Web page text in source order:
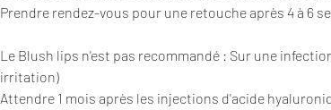
Prendre rendez-vous pour une retouche après 4 à 6
Le Blush lips n'est pas recommandé : Sur une
irritation)
Attendre 1 mois après les injections d'acide